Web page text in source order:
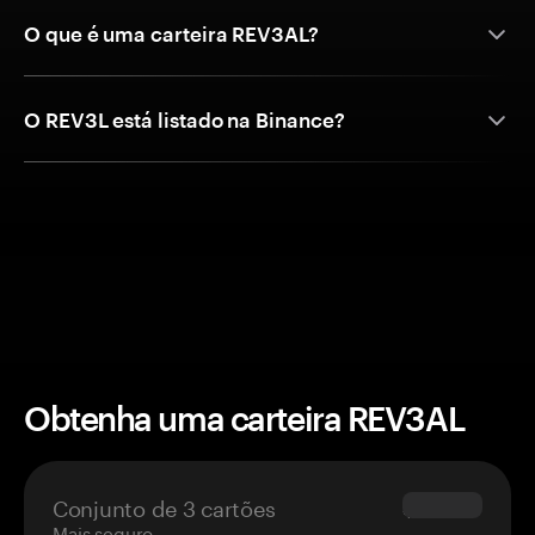
O que é uma carteira REV3AL?
O REV3L está listado na Binance?
Obtenha uma carteira REV3AL
Conjunto de 3 cartões $69.90